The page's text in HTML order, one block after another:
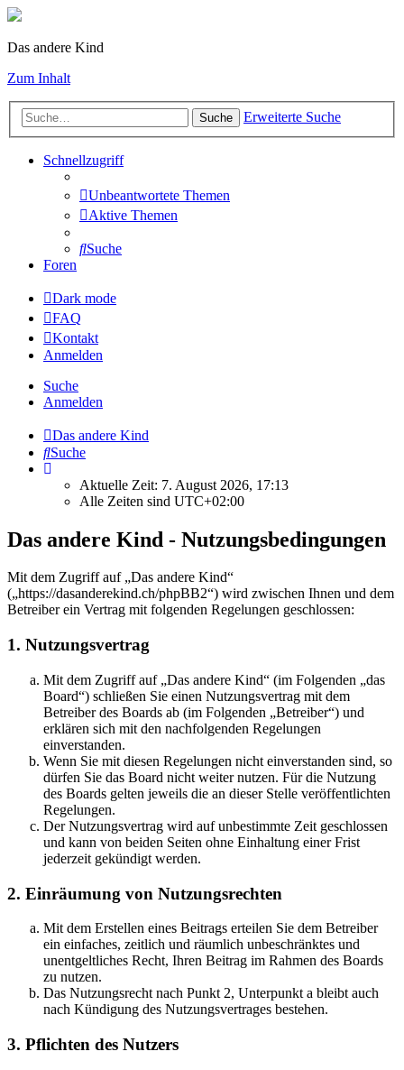
Das andere Kind
Zum Inhalt
Suche Erweiterte Suche
Schnellzugriff
Unbeantwortete Themen
Aktive Themen
Suche
Foren
Dark mode
FAQ
Kontakt
Anmelden
Suche
Anmelden
Das andere Kind
Suche
Aktuelle Zeit: 7. August 2026, 17:13
Alle Zeiten sind UTC+02:00
Das andere Kind - Nutzungsbedingungen
Mit dem Zugriff auf „Das andere Kind“
(„https://dasanderekind.ch/phpBB2“) wird zwischen Ihnen und dem
Betreiber ein Vertrag mit folgenden Regelungen geschlossen:
1. Nutzungsvertrag
Mit dem Zugriff auf „Das andere Kind“ (im Folgenden „das
Board“) schließen Sie einen Nutzungsvertrag mit dem
Betreiber des Boards ab (im Folgenden „Betreiber“) und
erklären sich mit den nachfolgenden Regelungen
einverstanden.
Wenn Sie mit diesen Regelungen nicht einverstanden sind, so
dürfen Sie das Board nicht weiter nutzen. Für die Nutzung
des Boards gelten jeweils die an dieser Stelle veröffentlichten
Regelungen.
Der Nutzungsvertrag wird auf unbestimmte Zeit geschlossen
und kann von beiden Seiten ohne Einhaltung einer Frist
jederzeit gekündigt werden.
2. Einräumung von Nutzungsrechten
Mit dem Erstellen eines Beitrags erteilen Sie dem Betreiber
ein einfaches, zeitlich und räumlich unbeschränktes und
unentgeltliches Recht, Ihren Beitrag im Rahmen des Boards
zu nutzen.
Das Nutzungsrecht nach Punkt 2, Unterpunkt a bleibt auch
nach Kündigung des Nutzungsvertrages bestehen.
3. Pflichten des Nutzers